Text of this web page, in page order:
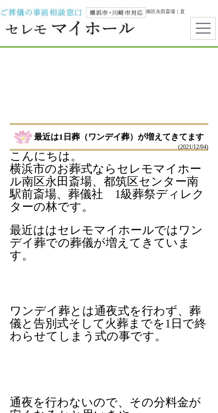
横浜市で葬儀・家族葬ならセレモマイホール｜都筑区センター南・南区永田斎場｜直
葬・一日葬・霊安室完備
最近は1日葬（ワンデイ葬）が増えてきてます
(2021/12/04)
こんにちは。
横浜市のお葬式ならセレモマイホー
ル南区永田斎場、都筑区センター南
駅前斎場、葬儀社 1級葬祭ディレク
ターの林です。
最近ははセレモマイホールではワン
デイ葬での葬儀が増えてきていま
す。
ワンデイ葬とは通夜式を行わず、葬
儀と告別式そして火葬までを1日で終
わらせてしまう式の事です。
通夜を行わないので、その分料金が